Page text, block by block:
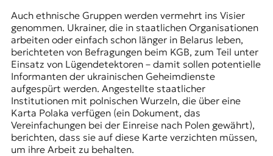
Auch ethnische Gruppen werden vermehrt ins Visier
genommen. Ukrainer, die in staatlichen Organisationen
arbeiten oder einfach schon länger in Belarus leben,
berichteten von Befragungen beim KGB, zum Teil unter
Einsatz von Lügendetektoren – damit sollen potentielle
Informanten der ukrainischen Geheimdienste
aufgespürt werden. Angestellte staatlicher
Institutionen mit polnischen Wurzeln, die über eine
Karta Polaka verfügen (ein Dokument, das
Vereinfachungen bei der Einreise nach Polen gewährt),
berichten, dass sie auf diese Karte verzichten müssen,
um ihre Arbeit zu behalten.